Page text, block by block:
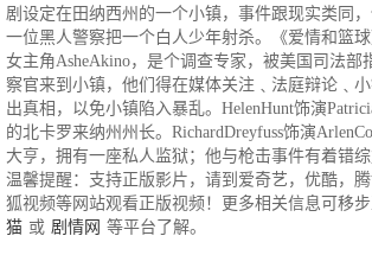
剧设定在田纳西州的一个小镇，事件跟现实类同
一位黑人警察把一个白人少年射杀。《爱情和篮球
女主角AsheAkino，是个调查专家，被美国司法部
察官来到小镇，他们得在媒体关注﹑法庭辩论﹑
出真相，以免小镇陷入暴乱。HelenHunt饰演
的北卡罗来纳州州长。RichardDreyfuss饰演
大亨，拥有一座私人监狱；他与枪击事件有着错综
温馨提醒：支持正版影片，请到爱奇艺，优酷，
狐视频等网站观看正版视频！更多相关信息可移
猫 或 剧情网 等平台了解。